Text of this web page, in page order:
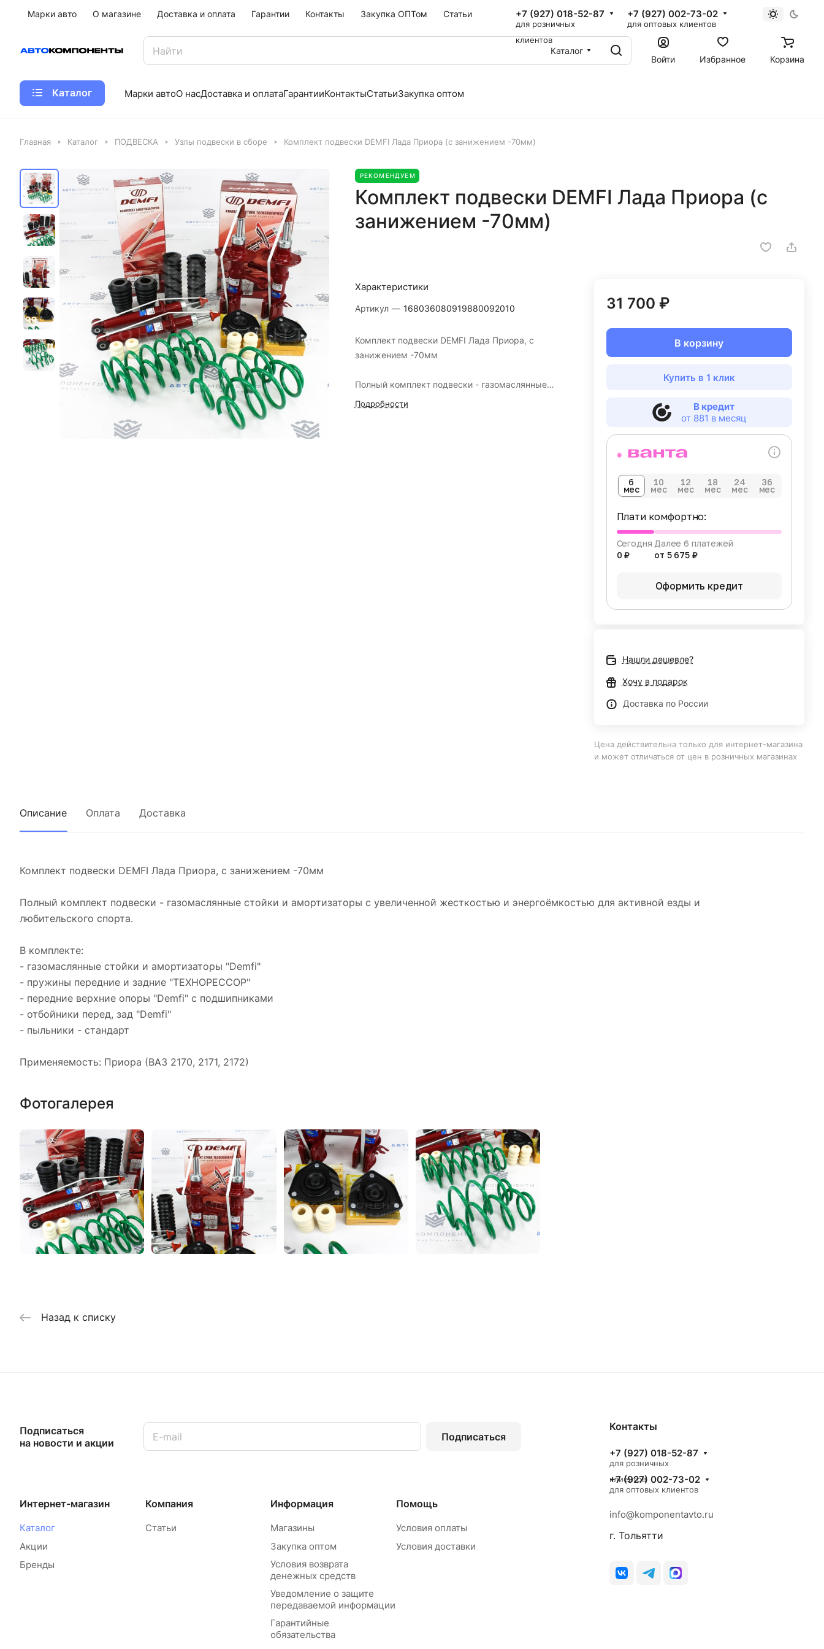
Марки авто О магазине Доставка и оплата Гарантии Контакты Закупка ОПТом Статьи +7 (927) 018-52-87
для розничных
клиентов
+7 (927) 002-73-02
для оптовых клиентов
Каталог
Войти
Избранное Корзина
Каталог Марки автоО насДоставка и оплатаГарантииКонтактыСтатьиЗакупка оптом
Главная Каталог ПОДВЕСКА Узлы подвески в сборе Комплект подвески DEMFI Лада Приора (с занижением -70мм)
РЕКОМЕНДУЕМ
Комплект подвески DEMFI Лада Приора (с
занижением -70мм)
Характеристики
Артикул — 168036080919880092010
Комплект подвески DEMFI Лада Приора, с
занижением -70мм
Полный комплект подвески - газомаслянные
стойки и амортизаторы с увеличенной
Подробности
31 700 ₽
В корзину
Купить в 1 клик
В кредит
от 881 в месяц
6
мес
10
мес
12
мес
18
мес
24
мес
36
мес
Плати комфортно:
Сегодня
0 ₽
Далее 6 платежей
от 5 675 ₽
Оформить кредит
Нашли дешевле?
Хочу в подарок
Доставка по России
Цена действительна только для интернет-магазина
и может отличаться от цен в розничных магазинах
Описание Оплата Доставка
Комплект подвески DEMFI Лада Приора, с занижением -70мм
Полный комплект подвески - газомаслянные стойки и амортизаторы с увеличенной жесткостью и энергоёмкостью для активной езды и
любительского спорта.
В комплекте:
- газомаслянные стойки и амортизаторы "Demfi"
- пружины передние и задние "ТЕХНОРЕССОР"
- передние верхние опоры "Demfi" с подшипниками
- отбойники перед, зад "Demfi"
- пыльники - стандарт
Применяемость: Приора (ВАЗ 2170, 2171, 2172)
Фотогалерея
Назад к списку
Подписаться
на новости и акции
Подписаться
Интернет-магазин
Каталог
Акции
Бренды
Компания
Статьи
Информация
Магазины
Закупка оптом
Условия возврата
денежных средств
Уведомление о защите
передаваемой информации
Гарантийные
обязательства
Помощь
Условия оплаты
Условия доставки
Контакты
+7 (927) 018-52-87
для розничных
клиентов
+7 (927) 002-73-02
для оптовых клиентов
info@komponentavto.ru
г. Тольятти